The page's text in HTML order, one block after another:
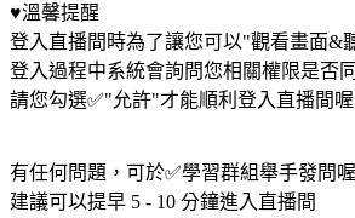
♥️溫馨提醒
登入直播間時為了讓您可以"觀看畫面&
登入過程中系統會詢問您相關權限是否
請您勾選✅"允許"才能順利登入直播間
有任何問題，可於✅學習群組舉手發問
建議可以提早 5 - 10 分鐘進入直播間